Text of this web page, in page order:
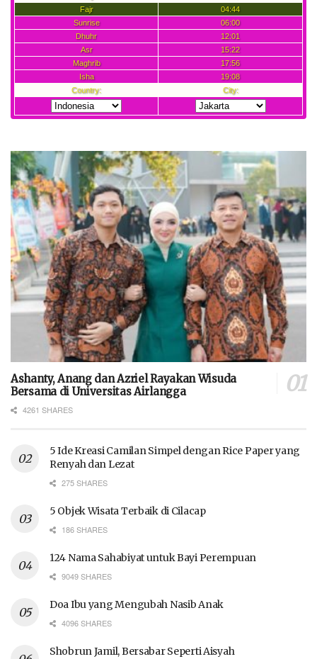
Ashanty, Anang dan Azriel Rayakan Wisuda
Bersama di Universitas Airlangga
4261 SHARES
5 Ide Kreasi Camilan Simpel dengan Rice Paper yang
Renyah dan Lezat
275 SHARES
5 Objek Wisata Terbaik di Cilacap
186 SHARES
124 Nama Sahabiyat untuk Bayi Perempuan
9049 SHARES
Doa Ibu yang Mengubah Nasib Anak
4096 SHARES
Shobrun Jamil, Bersabar Seperti Aisyah